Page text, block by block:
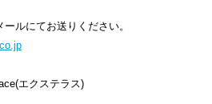
ルにてお送りください。
エクステラス)